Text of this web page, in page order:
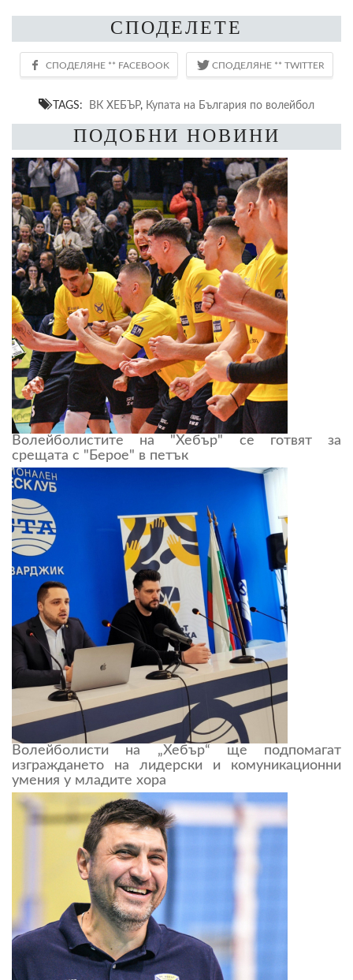
СПОДЕЛЕТЕ
TAGS: ВК ХЕБЪР, Купата на България по волейбол
ПОДОБНИ НОВИНИ
Волейболистите на "Хебър" се готвят за
срещата с "Берое" в петък
Волейболисти на „Хебър“ ще подпомагат
изграждането на лидерски и комуникационни
умения у младите хора